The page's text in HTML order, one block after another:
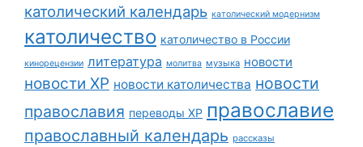
католический календарь католический модернизм
католичество католичество в России
кинорецензии литература молитва музыка новости
новости ХР новости католичества новости
православия переводы ХР православие
православный календарь рассказы